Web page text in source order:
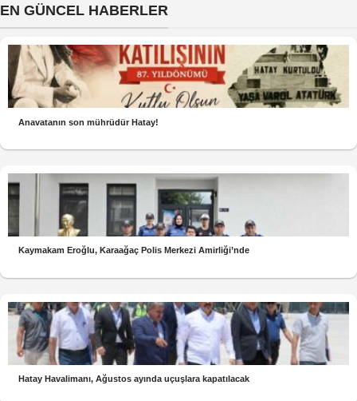
EN GÜNCEL HABERLER
Anavatanın son mührüdür Hatay!
Kaymakam Eroğlu, Karaağaç Polis Merkezi Amirliği’nde
Hatay Havalimanı, Ağustos ayında uçuşlara kapatılacak